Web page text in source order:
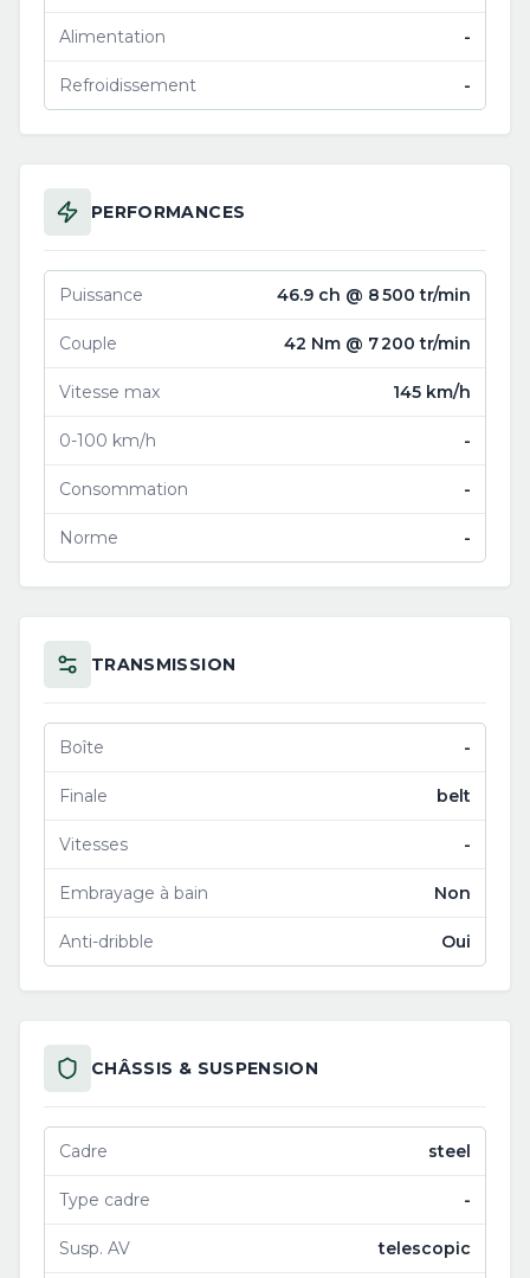
Alimentation -
Refroidissement -
PERFORMANCES
Puissance 46.9 ch @ 8 500 tr/min
Couple 42 Nm @ 7 200 tr/min
Vitesse max 145 km/h
0-100 km/h -
Consommation -
Norme -
TRANSMISSION
Boîte -
Finale belt
Vitesses -
Embrayage à bain Non
Anti-dribble Oui
CHÂSSIS & SUSPENSION
Cadre steel
Type cadre -
Susp. AV telescopic